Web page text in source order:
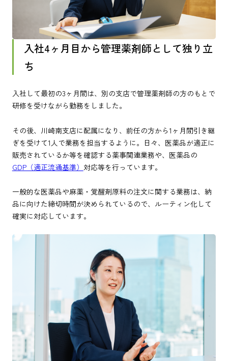
入社4ヶ月目から管理薬剤師として独り立
ち
入社して最初の3ヶ月間は、別の支店で管理薬剤師の方のもとで
研修を受けながら勤務をしました。
その後、川崎南支店に配属になり、前任の方から1ヶ月間引き継
ぎを受けて1人で業務を担当するように。日々、医薬品が適正に
販売されているか等を確認する薬事関連業務や、医薬品の
GDP（適正流通基準） 対応等を行っています。
一般的な医薬品や麻薬・覚醒剤原料の注文に関する業務は、納
品に向けた締切時間が決められているので、ルーティン化して
確実に対応しています。